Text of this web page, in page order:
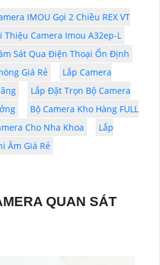
IMOU Gọi 2 Chiều REX VT
Thiệu Camera Imou A32ep-L
Sát Qua Điện Thoại Ổn Định
Giá Rẻ
Lắp Camera
Lắp Đặt Trọn Bộ Camera
Bộ Camera Kho Hàng FULL
Cho Nha Khoa
Lắp
Âm Giá Rẻ
QUAN SÁT